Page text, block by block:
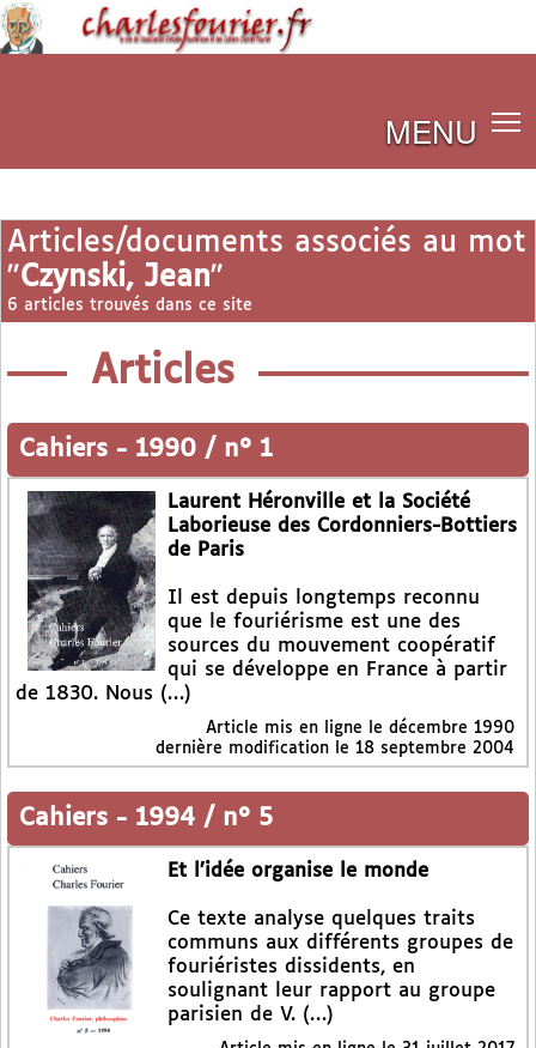
MENU
Articles/documents associés au mot
"Czynski, Jean"
6 articles trouvés dans ce site
Articles
Cahiers - 1990 / n° 1
Laurent Héronville et la Société
Laborieuse des Cordonniers-Bottiers
de Paris
Il est depuis longtemps reconnu
que le fouriérisme est une des
sources du mouvement coopératif
qui se développe en France à partir
de 1830. Nous (…)
Article mis en ligne le décembre 1990
dernière modification le 18 septembre 2004
Cahiers - 1994 / n° 5
Et l’idée organise le monde
Ce texte analyse quelques traits
communs aux différents groupes de
fouriéristes dissidents, en
soulignant leur rapport au groupe
parisien de V. (…)